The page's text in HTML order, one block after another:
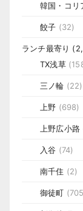
韓国・コリ
餃子 (32)
ランチ最寄り
TX浅草
三ノ輪 (22)
上野 (698)
上野広小路
入谷 (74)
南千住 (2)
御徒町